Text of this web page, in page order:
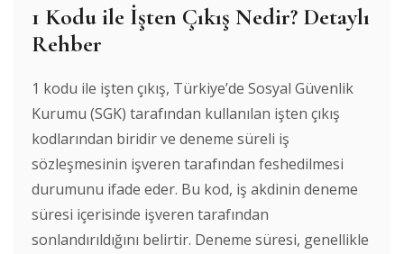
1 Kodu ile İşten Çıkış Nedir? Detaylı
Rehber
1 kodu ile işten çıkış, Türkiye’de Sosyal Güvenlik
Kurumu (SGK) tarafından kullanılan işten çıkış
kodlarından biridir ve deneme süreli iş
sözleşmesinin işveren tarafından feshedilmesi
durumunu ifade eder. Bu kod, iş akdinin deneme
süresi içerisinde işveren tarafından
sonlandırıldığını belirtir. Deneme süresi, genellikle